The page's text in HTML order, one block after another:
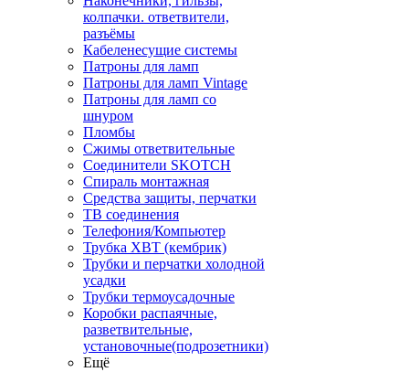
колпачки. ответвители,
разъёмы
Кабеленесущие системы
Патроны для ламп
Патроны для ламп Vintage
Патроны для ламп со
шнуром
Пломбы
Сжимы ответвительные
Соединители SKOTCH
Спираль монтажная
Средства защиты, перчатки
ТВ соединения
Телефония/Компьютер
Трубка ХВТ (кембрик)
Трубки и перчатки холодной
усадки
Трубки термоусадочные
Коробки распаячные,
разветвительные,
установочные(подрозетники)
Ещё